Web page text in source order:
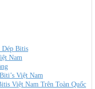
Bitis
Nam
Việt Nam
Việt Nam Trên Toàn Quốc